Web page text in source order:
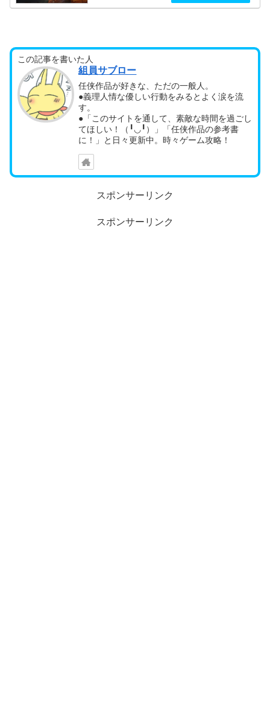
ブラッククロー：クエストパンサ...
この記事を書いた人
組員サブロー
任侠作品が好きな、ただの一般人。
●義理人情な優しい行動をみるとよく涙を流
す。
●「このサイトを通して、素敵な時間を過ごし
てほしい！（╹◡╹）」「任侠作品の参考書
に！」と日々更新中。時々ゲーム攻略！
スポンサーリンク
スポンサーリンク